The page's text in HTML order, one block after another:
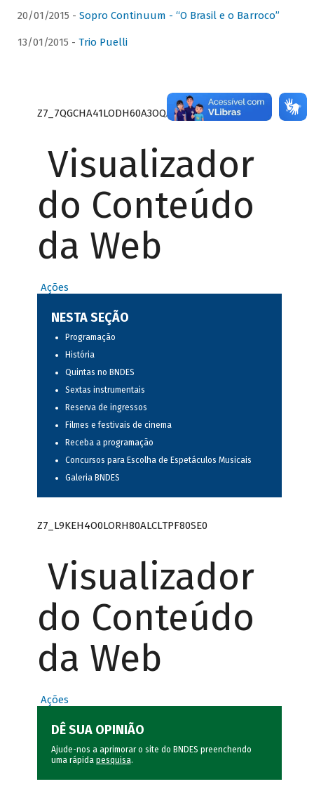
20/01/2015 - Sopro Continuum - “O Brasil e o Barroco”
13/01/2015 - Trio Puelli
Z7_7QGCHA41LODH60A3OQA8RN1415
Visualizador
do Conteúdo
da Web
Ações
NESTA SEÇÃO
Programação
História
Quintas no BNDES
Sextas instrumentais
Reserva de ingressos
Filmes e festivais de cinema
Receba a programação
Concursos para Escolha de Espetáculos Musicais
Galeria BNDES
Z7_L9KEH4O0LORH80ALCLTPF80SE0
Visualizador
do Conteúdo
da Web
Ações
DÊ SUA OPINIÃO
Ajude-nos a aprimorar o site do BNDES preenchendo
uma rápida pesquisa.